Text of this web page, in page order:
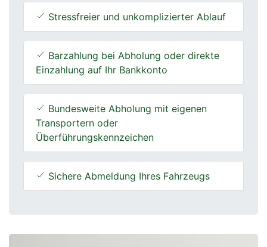
Stressfreier und unkomplizierter Ablauf
Barzahlung bei Abholung oder direkte
Einzahlung auf Ihr Bankkonto
Bundesweite Abholung mit eigenen
Transportern oder
Überführungskennzeichen
Sichere Abmeldung Ihres Fahrzeugs